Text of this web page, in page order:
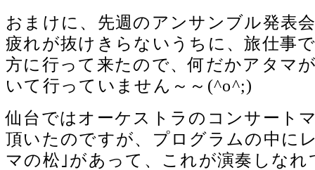
おまけに、先週のアンサンブル発表
疲れが抜けきらないうちに、旅仕事
方に行って来たので、何だかアタマ
いて行っていません～～(^o^;)
仙台ではオーケストラのコンサート
頂いたのですが、プログラムの中に
マの松｣があって、これが演奏しな